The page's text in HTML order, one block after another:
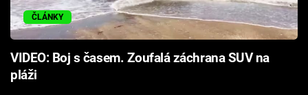
ČLÁNKY
VIDEO: Boj s časem. Zoufalá záchrana SUV na
pláži